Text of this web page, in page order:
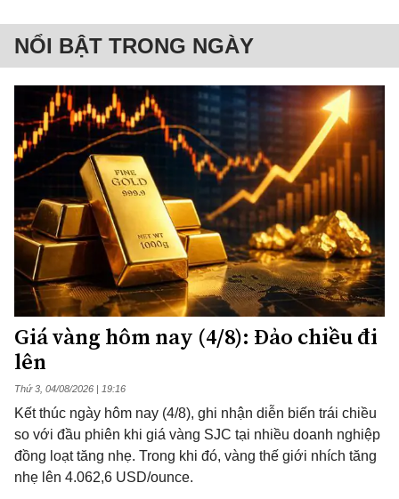
NỔI BẬT TRONG NGÀY
Giá vàng hôm nay (4/8): Đảo chiều đi
lên
Thứ 3, 04/08/2026 | 19:16
Kết thúc ngày hôm nay (4/8), ghi nhận diễn biến trái chiều
so với đầu phiên khi giá vàng SJC tại nhiều doanh nghiệp
đồng loạt tăng nhẹ. Trong khi đó, vàng thế giới nhích tăng
nhẹ lên 4.062,6 USD/ounce.